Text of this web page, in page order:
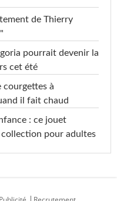
de Thierry
pourrait devenir la
cet été
courgettes à
il fait chaud
: ce jouet
pour adultes